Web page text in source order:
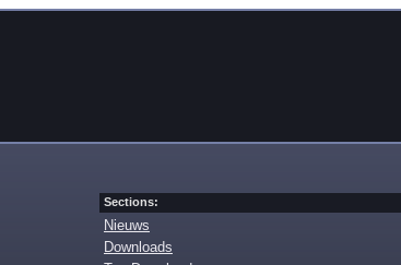
Sections:
Nieuws
Downloads